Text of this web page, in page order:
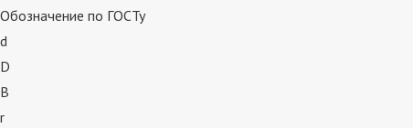
Обозначение по ГОСТу
d
D
B
r